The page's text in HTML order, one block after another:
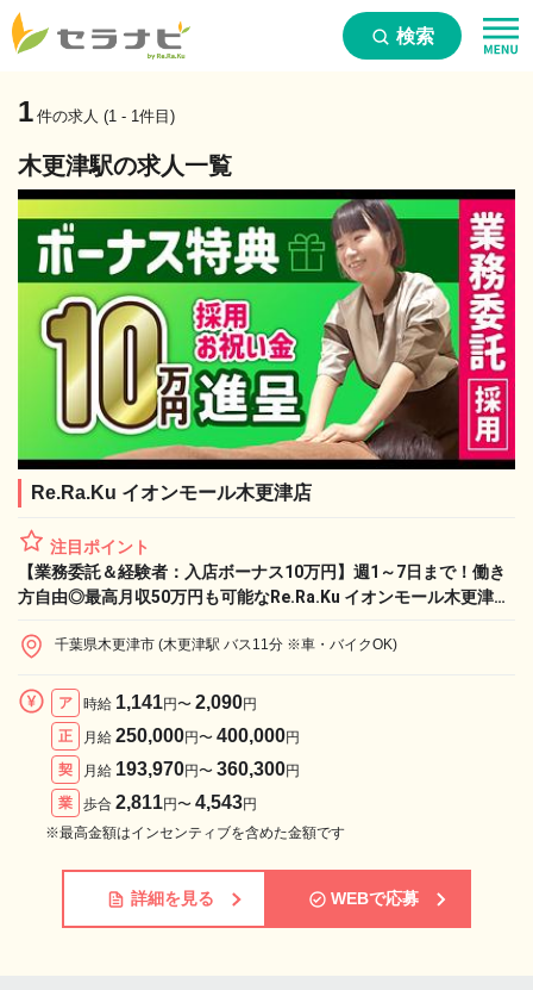
検索
1 件の求人 (1 - 1件目)
木更津駅の求人一覧
Re.Ra.Ku イオンモール木更津店
注目ポイント
【業務委託＆経験者：入店ボーナス10万円】週1～7日まで！働き
方自由◎最高月収50万円も可能なRe.Ra.Ku イオンモール木更津店
千葉県木更津市 (木更津駅 バス11分 ※車・バイクOK)
ア 時給 1,141円〜 2,090円
正
月給 250,000円〜 400,000円
契
月給 193,970円〜 360,300円
業
歩合 2,811円〜 4,543円
※最高金額はインセンティブを含めた金額です
詳細を見る WEBで応募